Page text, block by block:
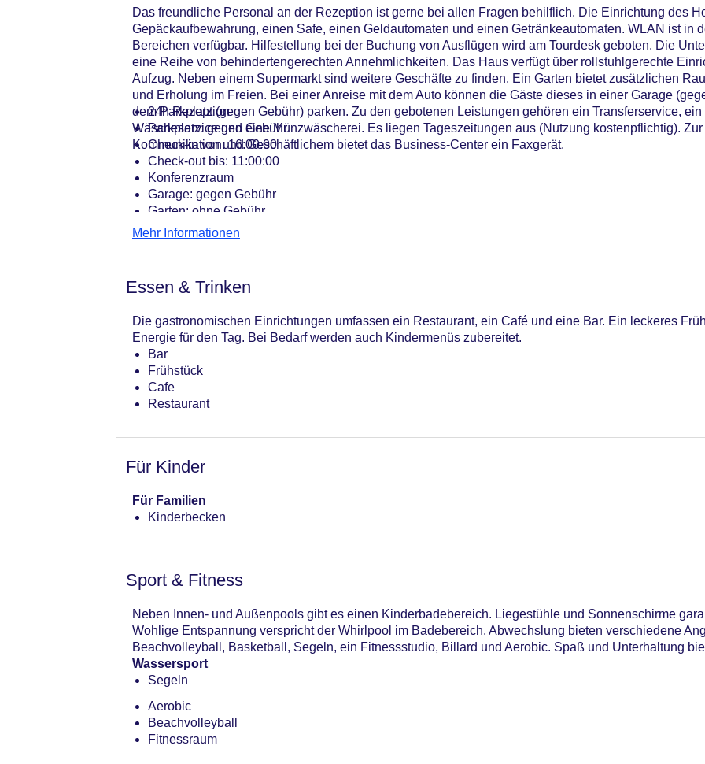
Das freundliche Personal an der Rezeption ist gerne bei allen Fragen behilflich. Die Einrichtung des
Gepäckaufbewahrung, einen Safe, einen Geldautomaten und einen Getränkeautomaten. WLAN ist in
Bereichen verfügbar. Hilfestellung bei der Buchung von Ausflügen wird am Tourdesk geboten. Die
eine Reihe von behindertengerechten Annehmlichkeiten. Das Haus verfügt über rollstuhlgerechte
Aufzug. Neben einem Supermarkt sind weitere Geschäfte zu finden. Ein Garten bietet zusätzlichen
und Erholung im Freien. Bei einer Anreise mit dem Auto können die Gäste dieses in einer Garage
dem Parkplatz (gegen Gebühr) parken. Zu den gebotenen Leistungen gehören ein Transferservice,
Wäscheservice und eine Münzwäscherei. Es liegen Tageszeitungen aus (Nutzung kostenpflichtig).
Kommunikation und Geschäftlichem bietet das Business-Center ein Faxgerät.
24h Rezeption
Parkplatz: gegen Gebühr
Check-in von: 16:00:00
Check-out bis: 11:00:00
Konferenzraum
Garage: gegen Gebühr
Garten: ohne Gebühr
Hotelsafe
Lift
Anzahl der Konferenzräume: 1
Haustiere: gegen Gebühr
Zimmerservice
Gesamtanzahl der Stockwerke: 7
Gesamtanzahl der Zimmer: 133
Pools:Kinderbecken, Indoor Pool, Outdoor Pool, Sonnenschirme am Pool, Liegen am Pool
Zahlungsarten: Visa
Mehr Informationen
Essen & Trinken
Die gastronomischen Einrichtungen umfassen ein Restaurant, ein Café und eine Bar. Ein leckeres
Energie für den Tag. Bei Bedarf werden auch Kindermenüs zubereitet.
Bar
Frühstück
Cafe
Restaurant
Für Kinder
Für Familien
Kinderbecken
Sport & Fitness
Neben Innen- und Außenpools gibt es einen Kinderbadebereich. Liegestühle und Sonnenschirme
Wohlige Entspannung verspricht der Whirlpool im Badebereich. Abwechslung bieten verschiedene
Beachvolleyball, Basketball, Segeln, ein Fitnessstudio, Billard und Aerobic. Spaß und Unterhaltung
Wassersport
Segeln
Aerobic
Beachvolleyball
Fitnessraum